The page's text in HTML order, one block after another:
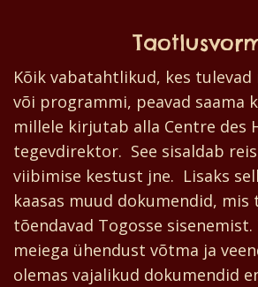
Kõik vabatahtlikud, kes
või programmi, peavad saama
millele kirjutab alla Centre des
tegevdirektor. See sisaldab
viibimise kestust jne. Lisaks
kaasas muud dokumendid, mis
tõendavad Togosse
meiega ühendust võtma ja
olemas vajalikud dokumendid